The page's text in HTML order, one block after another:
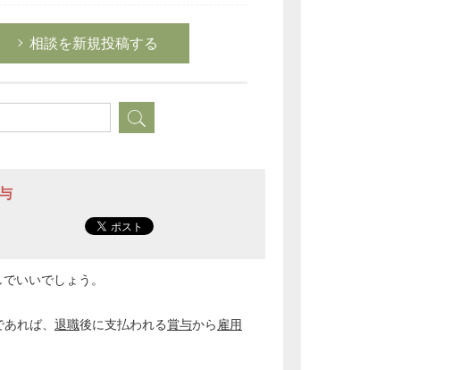
相談を新規投稿する
いいでしょう。
れば、 退職後に支払われる賞与から 雇用